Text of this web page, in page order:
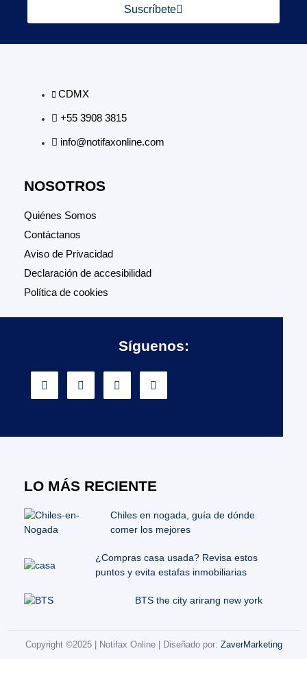
Suscríbete
CDMX
+55 3908 3815
info@notifaxonline.com
NOSOTROS
Quiénes Somos
Contáctanos
Aviso de Privacidad
Declaración de accesibilidad
Política de cookies
Síguenos:
LO MÁS RECIENTE
Chiles en nogada, guía de dónde
comer los mejores
¿Compras casa usada? Revisa estos
puntos y evita estafas inmobiliarias
BTS the city arirang new york
Copyright ©2025 | Notifax Online | Diseñado por: ZaverMarketing